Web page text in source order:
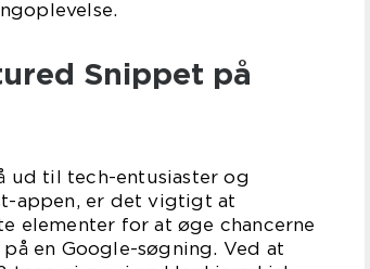
Snippet på
ud til tech-entusiaster og
appen, er det vigtigt at
elementer for at øge chancerne
en Google-søgning. Ved at